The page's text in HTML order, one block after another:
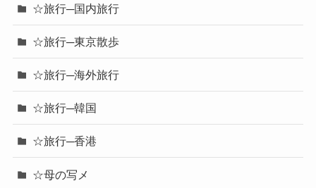
☆旅行─国内旅行
☆旅行─東京散歩
☆旅行─海外旅行
☆旅行─韓国
☆旅行─香港
☆母の写メ